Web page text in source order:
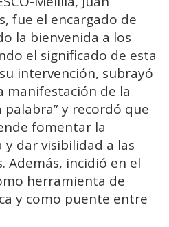
fue el encargado de
la bienvenida a los
el significado de esta
intervención, subrayó
manifestación de la
palabra” y recordó que
fomentar la
dar visibilidad a las
Además, incidió en el
herramienta de
y como puente entre